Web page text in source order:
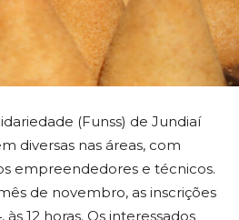
(Funss) de Jundiaí
diversas nas áreas, com
empreendedores e técnicos.
de novembro, as inscrições
12 horas. Os interessados